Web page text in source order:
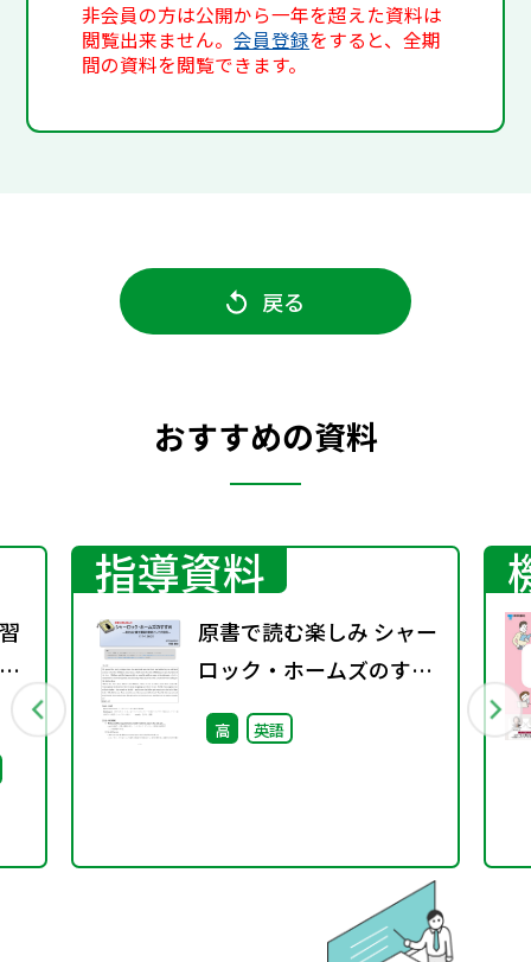
非会員の方は公開から一年を超えた資料は
閲覧出来ません。会員登録をすると、全期
間の資料を閲覧できます。
戻る
おすすめの資料
指導資料
原書で読む楽しみ シャー
ロック・ホームズのすす
め（11－136③）―英文
法と構文理解の教材とし
高 英語